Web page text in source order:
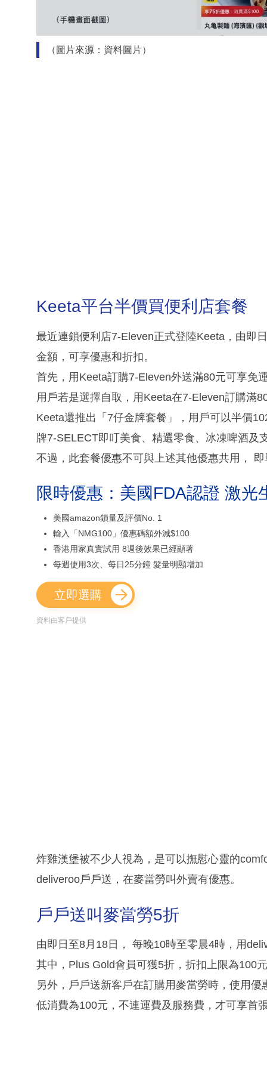
（圖片來源：資料圖片）
Keeta平台半價買便利店套餐
最近連鎖便利店7-Eleven正式登陸Keeta，由即
金額，可享優惠和折扣。
首先，用Keeta訂購7-Eleven外送滿80元可享免
用戶若是選擇自取，用Keeta在7-Eleven訂購滿
Keeta還推出「7仔金牌套餐」，用戶可以半價
牌7-SELECT即叮美食、精選零食、冰凍啤酒及
不過，此套餐優惠不可與上述其他優惠共用，
限時優惠：美國FDA認證 激光
美國amazon鎖量及評價No. 1
輸入「NMG100」優惠碼額外減$100
香港用家真實試用 8週後效果已經顯著
每週使用3次、每日25分鐘 髮量明顯增加
立即選購
資料由客戶提供
炸雞漢堡被不少人視為，是可以撫慰心靈的
deliveroo戶戶送，在麥當勞叫外賣有優惠。
戶戶送叫麥當勞5折
由即日至8月18日， 每晚10時至零晨4時，用
其中，Plus Gold會員可獲5折，折扣上限為100
另外，戶戶送新客戶在訂購用麥當勞時，使用
低消費為100元，不連運費及服務費，才可享首